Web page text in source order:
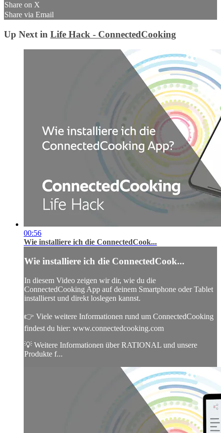
Share on X
Share via Email
Up Next in Life Hack - ConnectedCooking
00:56
Wie installiere ich die ConnectedCook...
Wie installiere ich die ConnectedCook...
In diesem Video zeigen wir dir, wie du die
ConnectedCooking App auf deinem Smartphone oder Tablet
installierst und direkt loslegen kannst.
👉 Viele weitere Informationen rund um ConnectedCooking
findest du hier: www.connectedcooking.com
💡 Weitere Informationen über RATIONAL und unsere
Produkte f...